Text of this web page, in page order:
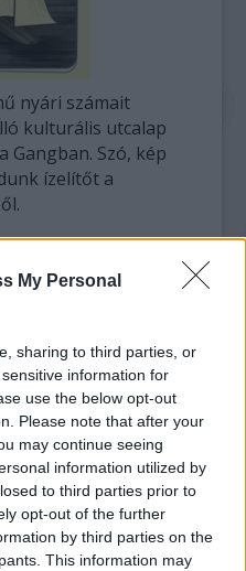
My Personal
sharing to third parties, or
information for
use the below opt-out
Please note that after your
may continue seeing
information utilized by
to third parties prior to
opt-out of the further
by third parties on the
This information may
nyári számait
kulturális utcalap
a Gangban. Szó, kép
ízelítőt a
novellája.
Dániel költő. A
írókat Tamás
Wavrik Gábor
képekről.
Wavrik Gábor
Karafiáth